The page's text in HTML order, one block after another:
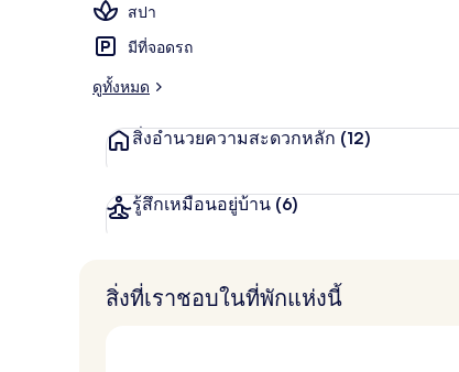
สปา
มีที่จอดรถ
ดูทั้งหมด
สิ่งอำนวยความสะดวกหลัก (12)
รู้สึกเหมือนอยู่บ้าน (6)
สิ่งที่เราชอบในที่พักแห่งนี้